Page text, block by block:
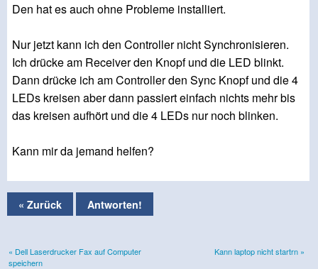
Den hat es auch ohne Probleme installiert.
Nur jetzt kann ich den Controller nicht Synchronisieren.
Ich drücke am Receiver den Knopf und die LED blinkt.
Dann drücke ich am Controller den Sync Knopf und die 4
LEDs kreisen aber dann passiert einfach nichts mehr bis
das kreisen aufhört und die 4 LEDs nur noch blinken.
Kann mir da jemand helfen?
« Zurück Antworten!
« Dell Laserdrucker Fax auf Computer
speichern
Kann laptop nicht startrn »